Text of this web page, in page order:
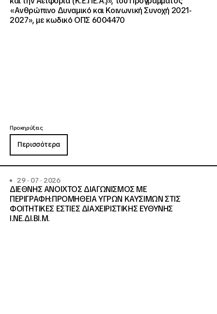
«Ανθρώπινο Δυναμικό και Κοινωνική Συνοχή 2021-
2027», με κωδικό ΟΠΣ 6004470
Προκηρύξεις
Περισσότερα
29 · 07 · 2026
ΔΙΕΘΝΗΣ ΑΝΟΙΧΤΟΣ ΔΙΑΓΩΝΙΣΜΟΣ ΜΕ
ΠΕΡΙΓΡΑΦΗ:ΠΡΟΜΗΘΕΙΑ ΥΓΡΩΝ ΚΑΥΣΙΜΩΝ ΣΤΙΣ
ΦΟΙΤΗΤΙΚΕΣ ΕΣΤΙΕΣ ΔΙΑΧΕΙΡΙΣΤΙΚΗΣ ΕΥΘΥΝΗΣ
Ι.ΝΕ.ΔΙ.ΒΙ.Μ.